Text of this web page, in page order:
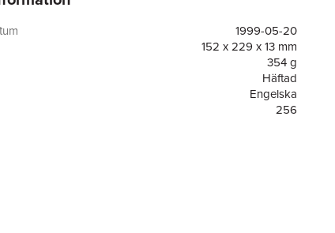
1999-05-20
152 x 229 x 13 mm
354 g
Häftad
Engelska
256